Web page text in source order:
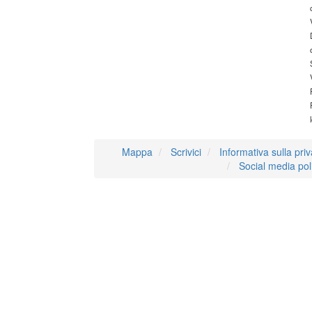
Mappa Scrivici
Informativa sulla
Social media